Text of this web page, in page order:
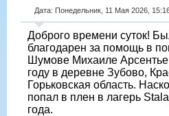
Дата: Понедельник, 11 Мая 2026,
Доброго времени суток!
благодарен за помощь в
Шумове Михаиле
году в деревне Зубово,
Горьковская область.
попал в плен в лагерь
года.